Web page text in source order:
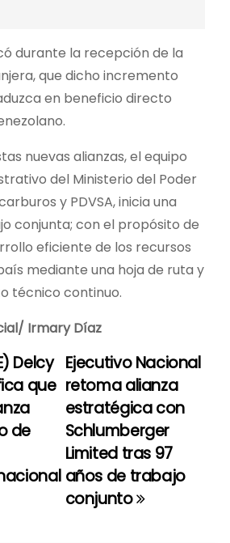
durante la recepción de la
que dicho incremento
en beneficio directo
nuevas alianzas, el equipo
del Ministerio del Poder
y PDVSA, inicia una
conjunta; con el propósito de
eficiente de los recursos
mediante una hoja de ruta y
técnico continuo.
Irmary Díaz
Ejecutivo Nacional
retoma alianza
estratégica con
Schlumberger
Limited tras 97
años de trabajo
conjunto
Delcy
que
de